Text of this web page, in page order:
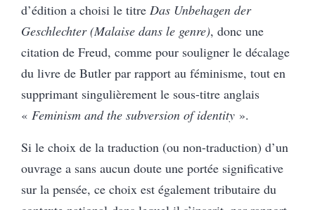
d’édition a choisi le titre Das Unbehagen der
Geschlechter (Malaise dans le genre), donc une
citation de Freud, comme pour souligner le décalage
du livre de Butler par rapport au féminisme, tout en
supprimant singulièrement le sous-titre anglais
« Feminism and the subversion of identity ».
Si le choix de la traduction (ou non-traduction) d’un
ouvrage a sans aucun doute une portée significative
sur la pensée, ce choix est également tributaire du